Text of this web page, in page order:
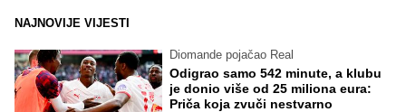
NAJNOVIJE VIJESTI
Diomande pojačao Real
Odigrao samo 542 minute, a klubu
je donio više od 25 miliona eura:
Priča koja zvuči nestvarno